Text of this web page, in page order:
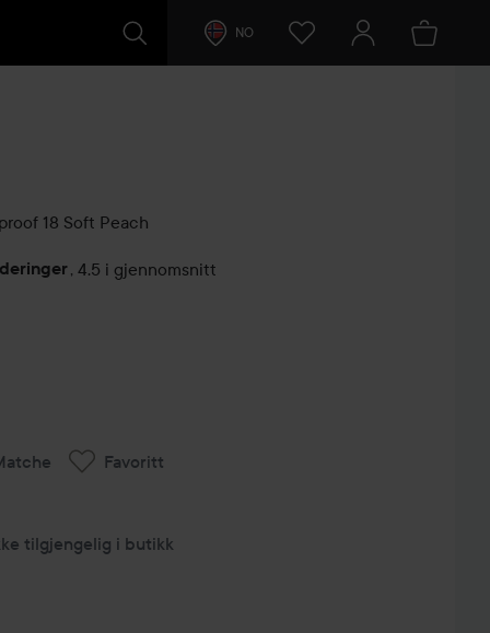
NO
18 Soft Peach
, 4.5 i gjennomsnitt
Favoritt
tilgjengelig i butikk